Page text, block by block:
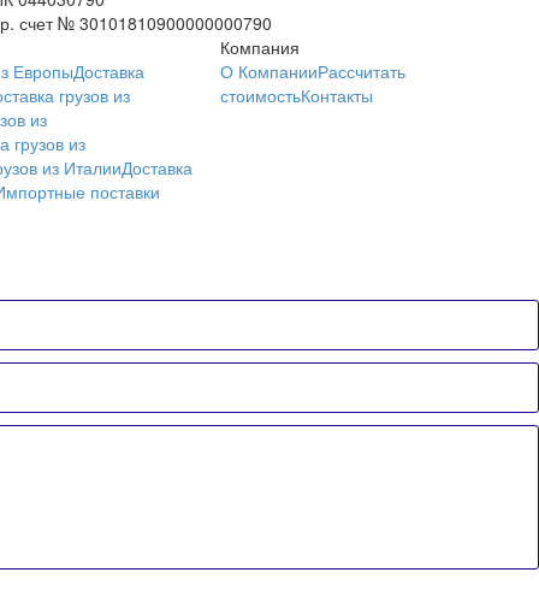
счет № 30101810900000000790
ЕвропыДоставка
грузов из
из
грузов из
из ИталииДоставка
поставки
Компания
О КомпанииРассчитать
стоимостьКонтакты